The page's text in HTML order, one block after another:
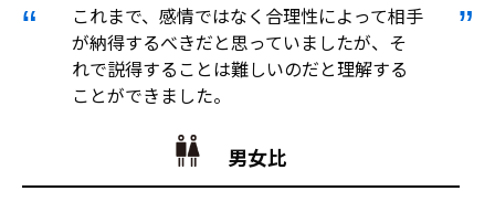
これまで、感情ではなく合理性によって相手
が納得するべきだと思っていましたが、そ
れで説得することは難しいのだと理解する
ことができました。
男女比